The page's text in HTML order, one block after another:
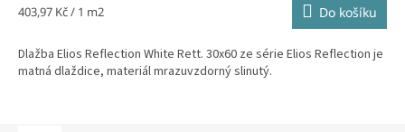
Měrná
403,97 Kč / 1 m2 Do košíku
Dlažba Elios Reflection White Rett. 30x60 ze série Elios Reflection je
matná dlaždice, materiál mrazuvzdorný slinutý.